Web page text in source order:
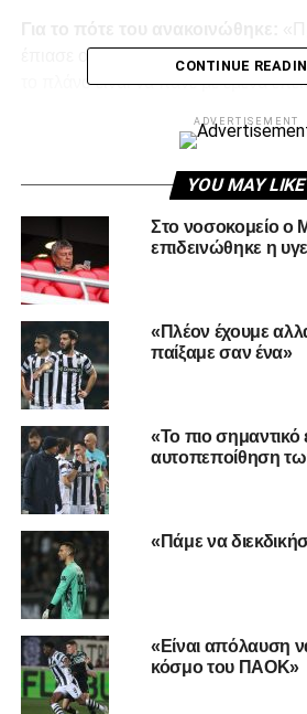
έπιασε ο προπονητής
το πλάνο είναι να πάνε με εμένα
ήρθε ο Αντώνης, ήμουν έτοιμος
Για την ψυχολογική του
τόσο γρήγορα. Κοιτούσα συνεχώς
ξεκινήσει το ματς, μόλις μπήκε στο
το άγχος, με βοήθησαν οι
Για την απόκρουση:«Είναι
από την αρχή είχα το μυαλό μου ότι
έτσι το ματς, ήμουν 1000% σίγουρος
πέναλτι. Είχα αυτό το προαίσθημα,
το έβγαλα.»
Για τους πανηγυρισμούς στο τέλος:
συναισθήματα, δεν μπορούσα να
CONTINUE
ADVERTISEMENT
YOU MAY LIKE
Στο νοσοκομείο ο
επιδεινώθηκε η
«Πλέον έχουμε
παίξαμε σαν ένα»
«Το πιο σημαντικό
αυτοπεποίθηση
«Πάμε να
«Είναι απόλαυση
κόσμο του ΠΑΟΚ»